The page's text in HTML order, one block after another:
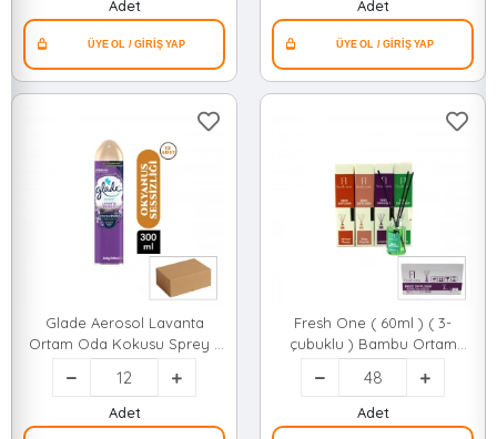
Adet Adet
Glade Aerosol Lavanta
Ortam Oda Kokusu Sprey (
300ml )*12=k
Adet
Fresh One ( 60ml ) ( 3-
çubuklu ) Bambu Ortam
Kokusu (plastik Şişe) (
Garden & Lavander & Baby
Powder & African
Mango)*48=k
Adet